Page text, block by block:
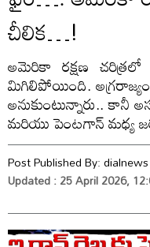
చీలిక…!
అమెరికా రక్షణ
మిగిలిపోయింది.
అనుకుంటున్నారు.. కానీ
మరియు పెంటగాన్ మధ్య
Post Published By:dialnews
Updated : 25 April 2026,